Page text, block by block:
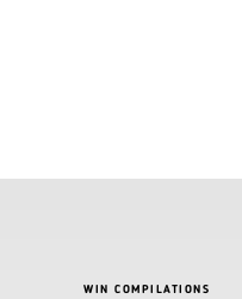
WIN COMPILATIONS